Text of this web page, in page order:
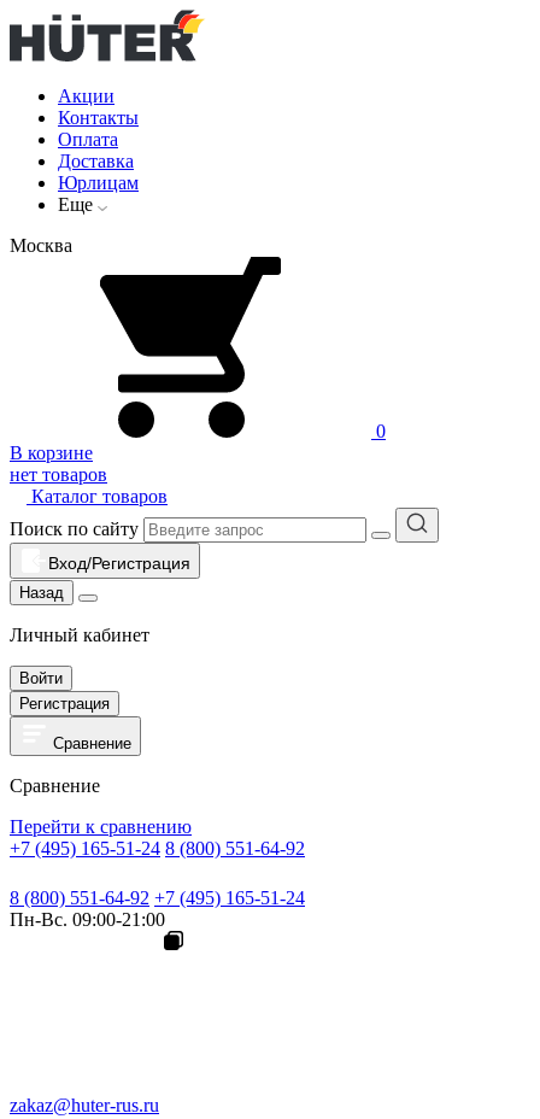
Акции
Контакты
Оплата
Доставка
Юрлицам
Еще
Москва
0
В корзине
нет товаров
Каталог товаров
Поиск по сайту
Вход/Регистрация
Назад
Личный кабинет
Войти
Регистрация
Сравнение
Сравнение
Перейти к сравнению
+7 (495) 165-51-24 8 (800) 551-64-92
8 (800) 551-64-92 +7 (495) 165-51-24
Пн-Вс. 09:00-21:00
zakaz@huter-rus.ru